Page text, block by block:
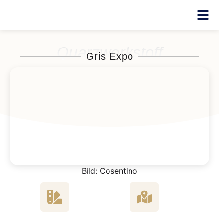
Quarzwerkstoff
Gris Expo
Bild: Cosentino